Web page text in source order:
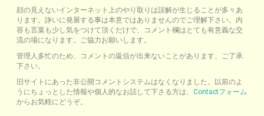
顔の見えないインターネット上のやり取りは誤解が生じることが多々あ
ります。諍いに発展する事は本意ではありませんのでご理解下さい。内
容も言葉も少し気をつけて頂くだけで、コメント欄はとても有意義な交
流の場になります。ご協力お願いします。
管理人多忙のため、コメントの返信が出来ないことがあります、ご了承
下さい。
旧サイトにあった非公開コメントシステムはなくなりました。以前のよ
うにちょっとした情報や個人的なお話して下さる方は、 Contactフォーム
からお気軽にどうぞ。